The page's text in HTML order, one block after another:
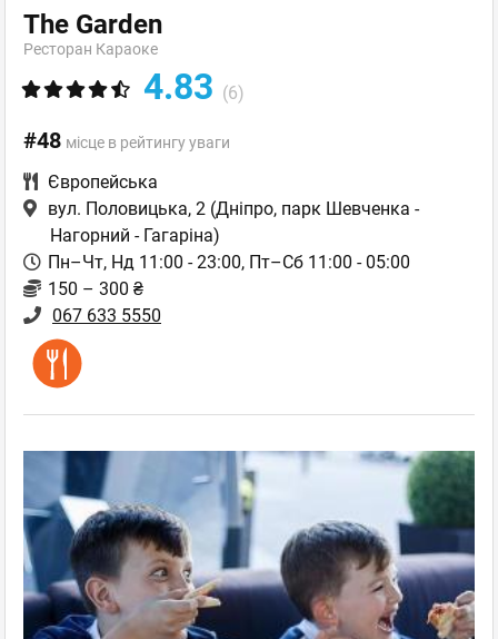
The Garden
Ресторан Караоке
4.83 (6)
#48 місце в рейтингу уваги
Європейська
вул. Половицька, 2 (Дніпро, парк Шевченка -
Нагорний - Гагаріна)
Пн–Чт, Нд 11:00 - 23:00, Пт–Сб 11:00 - 05:00
150 – 300 ₴
067 633 5550